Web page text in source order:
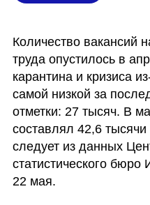
Количество вакансий
труда опустилось в
карантина и кризиса
самой низкой за
отметки: 27 тысяч. В
составлял 42,6
следует из данных
статистического
22 мая.